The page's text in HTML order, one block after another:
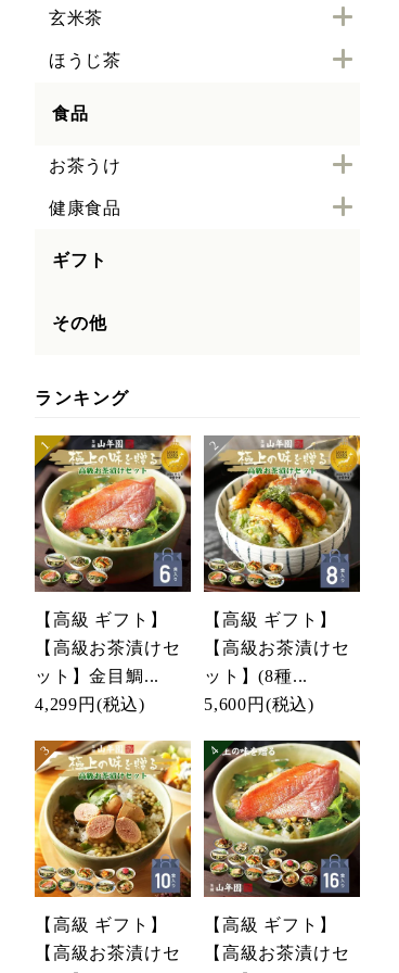
玄米茶
ほうじ茶
食品
お茶うけ
健康食品
ギフト
その他
ランキング
【高級 ギフト】
【高級お茶漬けセ
ット】金目鯛...
4,299円 (税込)
【高級 ギフト】
【高級お茶漬けセ
ット】(8種...
5,600円 (税込)
【高級 ギフト】
【高級お茶漬けセ
【高級 ギフト】
【高級お茶漬けセ